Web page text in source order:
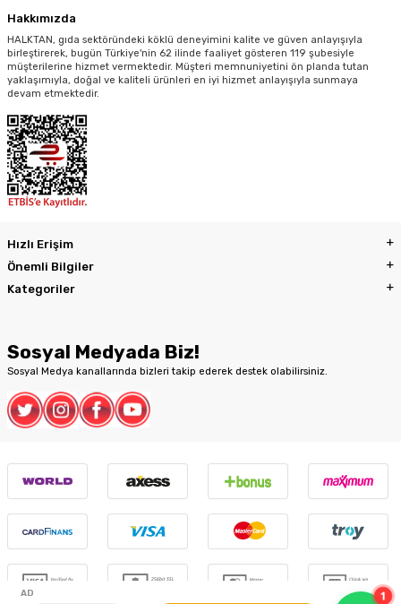
1
AD
Hakkımızda
HALKTAN, gıda sektöründeki köklü deneyimini kalite ve güven anlayışıyla
birleştirerek, bugün Türkiye'nin 62 ilinde faaliyet gösteren 119 şubesiyle
müşterilerine hizmet vermektedir. Müşteri memnuniyetini ön planda tutan
yaklaşımıyla, doğal ve kaliteli ürünleri en iyi hizmet anlayışıyla sunmaya
devam etmektedir.
Hızlı Erişim
Önemli Bilgiler
Kategoriler
Sosyal Medyada Biz!
Sosyal Medya kanallarında bizleri takip ederek destek olabilirsiniz.